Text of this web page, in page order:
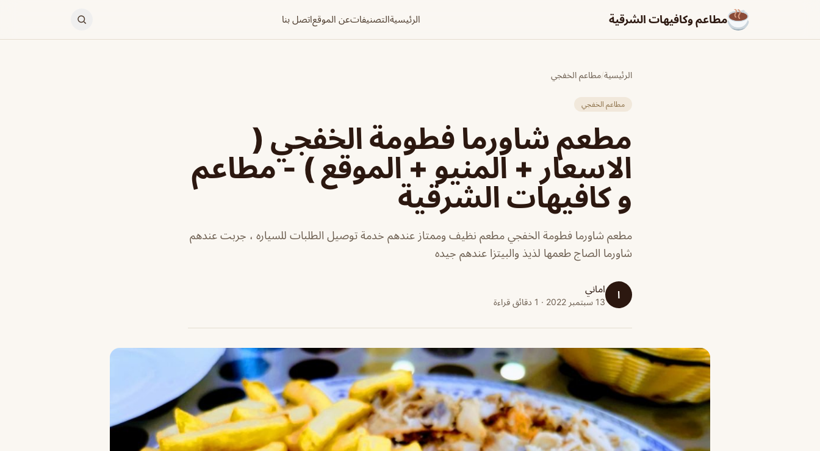
مطاعم وكافيهات الشرقية الرئيسيةالتصنيفاتعن الموقعاتصل بنا
الرئيسية/مطاعم الخفجي
مطاعم الخفجي
مطعم شاورما فطومة الخفجي (
الاسعار + المنيو + الموقع ) - مطاعم
و كافيهات الشرقية
مطعم شاورما فطومة الخفجي مطعم نظيف وممتاز عندهم خدمة توصيل الطلبات للسياره ، جربت عندهم
شاورما الصاج طعمها لذيذ والبيتزا عندهم جيده
ا اماني
13 سبتمبر 2022 · 1 دقائق قراءة